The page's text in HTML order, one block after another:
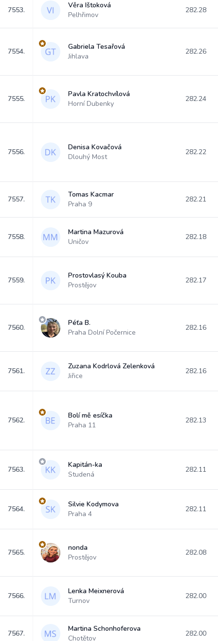
7553.
Věra Ištoková
Pelhřimov
282.28
7554.
Gabriela Tesařová
Jihlava
282.26
7555.
Pavla Kratochvílová
Horní Dubenky
282.24
7556.
Denisa Kovačová
Dlouhý Most
282.22
7557.
Tomas Kacmar
Praha 9
282.21
7558.
Martina Mazurová
Uničov
282.18
7559.
Prostovlasý Kouba
Prostějov
282.17
7560.
Péťa B.
Praha Dolní Počernice
282.16
7561.
Zuzana Kodrlová Zelenková
Jiřice
282.16
7562.
Bolí mě esíčka
Praha 11
282.13
7563.
Kapitán-ka
Studená
282.11
7564.
Silvie Kodymova
Praha 4
282.11
7565.
nonda
Prostějov
282.08
7566.
Lenka Meixnerová
Turnov
282.00
7567.
Martina Schonhoferova
Chotětov
282.00